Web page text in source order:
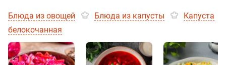
Блюда из овощей Блюда из капусты
Капуста
белокочанная